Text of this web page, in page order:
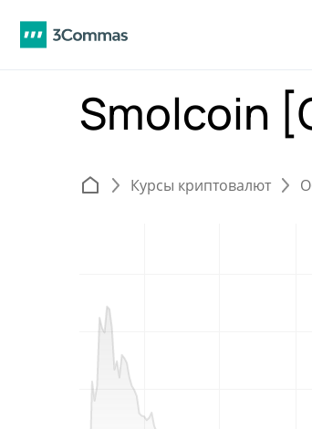
Smolcoin
Курсы криптовалют